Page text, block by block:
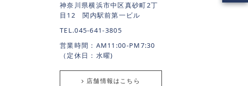
神奈川県横浜市中区真砂町2丁
目12 関内駅前第一ビル
TEL.045-641-3805
営業時間：AM11:00-PM7:30
（定休日：水曜)
店舗情報はこちら